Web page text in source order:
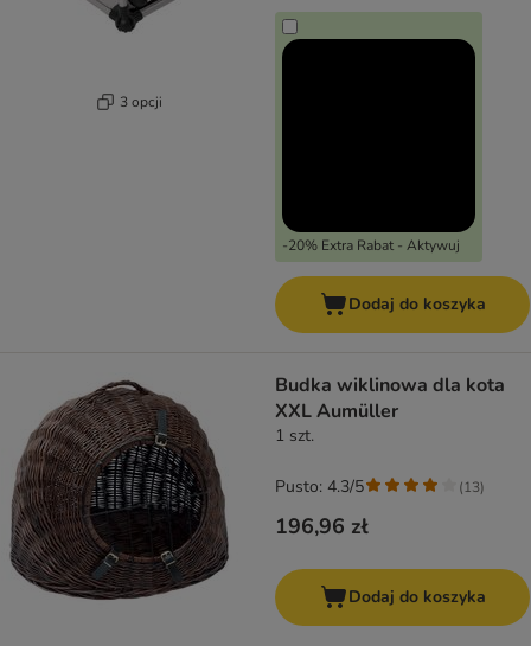
3 opcji
-20% Extra Rabat - Aktywuj
Dodaj do koszyka
Budka wiklinowa dla kota
XXL Aumüller
1 szt.
196,96 zł
Pusto: 4.3/5 (13)
Dodaj do koszyka